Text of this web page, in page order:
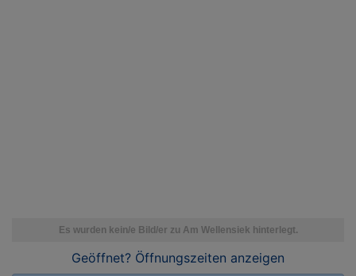
Geöffnet? Öffnungszeiten anzeigen